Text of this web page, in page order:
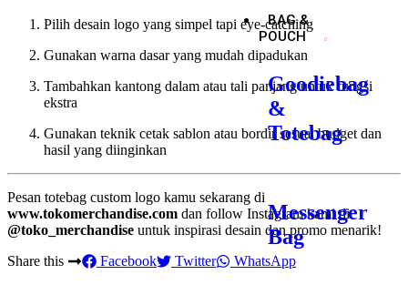
BAG &
POUCH
Goodiebag
&
Totebag
Messenger
Bag
Pilih desain logo yang simpel tapi eye-catching
Gunakan warna dasar yang mudah dipadukan
Tambahkan kantong dalam atau tali panjang untuk fungsi
ekstra
Gunakan teknik cetak sablon atau bordir sesuai budget dan
hasil yang diinginkan
Pesan totebag custom logo kamu sekarang di
www.tokomerchandise.com dan follow Instagram kami di
@toko_merchandise untuk inspirasi desain dan promo menarik!
Share this
Facebook Twitter WhatsApp